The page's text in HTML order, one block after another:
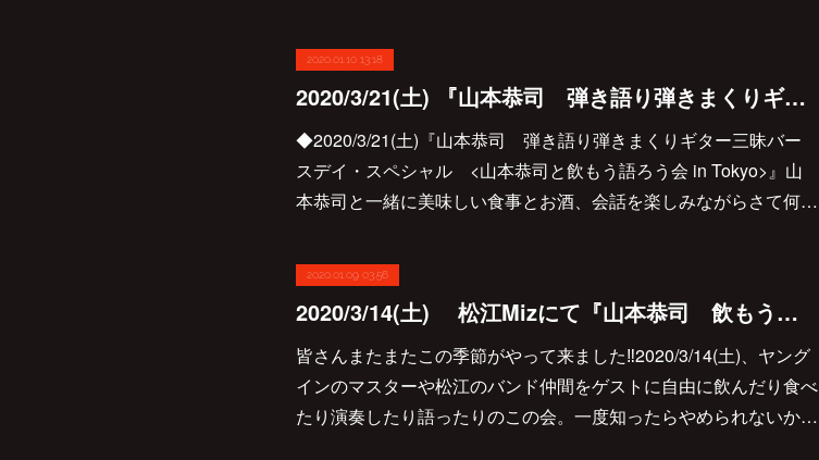
2020.01.10 13:18
2020/3/21(土) 『山本恭司 弾き語り弾きまくりギター三昧バースデイ・スペシャル』が開かれます♪
◆2020/3/21(土)『山本恭司 弾き語り弾きまくりギター三昧バー
スデイ・スペシャル <山本恭司と飲もう語ろう会 in Tokyo>』山
本恭司と一緒に美味しい食事とお酒、会話を楽しみながらさて何…
2020.01.09 03:56
2020/3/14(土) 松江Mizにて『山本恭司 飲もう語ろう会 Vol.8』開催決定しました♪
皆さんまたまたこの季節がやって来ました‼︎2020/3/14(土)、ヤング
インのマスターや松江のバンド仲間をゲストに自由に飲んだり食べ
たり演奏したり語ったりのこの会。一度知ったらやめられないか…